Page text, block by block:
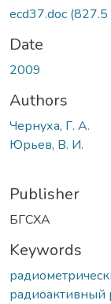
ecd37.doc (827.5
Date
2009
Authors
Чернуха, Г. А.
Юрьев, В. И.
Publisher
БГСХА
Keywords
радиоактивный